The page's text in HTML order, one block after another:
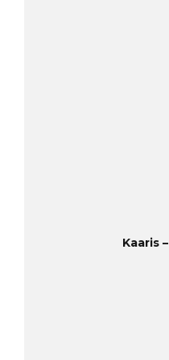
Kaaris –